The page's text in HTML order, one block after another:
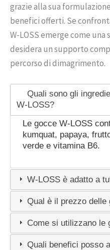
grazie alla sua
benefici offerti. Se
W-LOSS emerge come
desidera un supporto
percorso di dimagrimento.
Quali sono gli
W-LOSS?
Le gocce W-LOSS
kumquat, papaya,
verde e vitamina B6.
W-LOSS è adatto a
Qual è il prezzo delle
Come si utilizzano le
Quali benefici posso